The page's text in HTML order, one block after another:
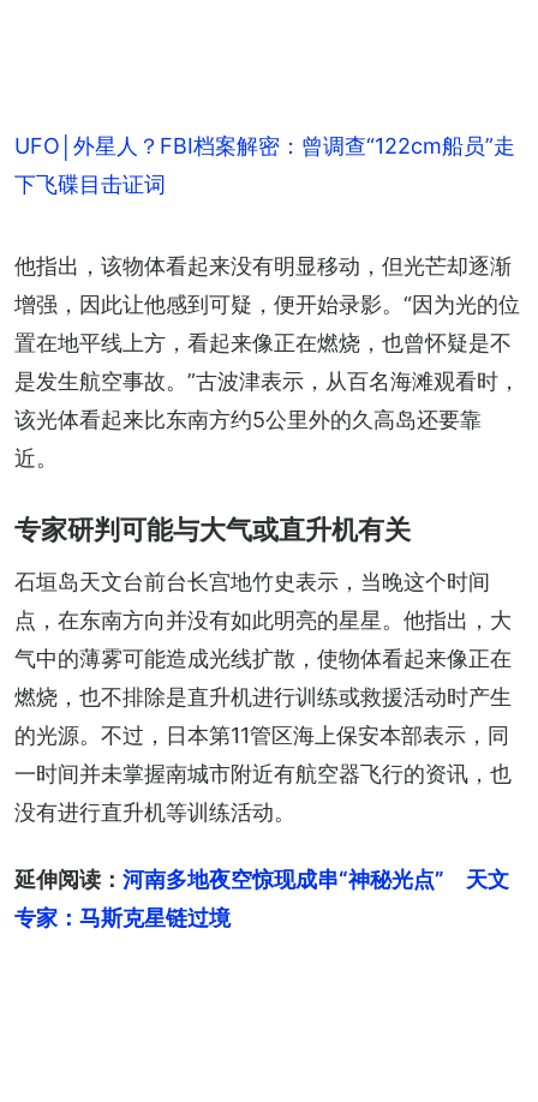
UFO│外星人？FBI档案解密：曾调查“122cm船员”走
下飞碟目击证词
他指出，该物体看起来没有明显移动，但光芒却逐渐
增强，因此让他感到可疑，便开始录影。“因为光的位
置在地平线上方，看起来像正在燃烧，也曾怀疑是不
是发生航空事故。”古波津表示，从百名海滩观看时，
该光体看起来比东南方约5公里外的久高岛还要靠
近。
专家研判可能与大气或直升机有关
石垣岛天文台前台长宫地竹史表示，当晚这个时间
点，在东南方向并没有如此明亮的星星。他指出，大
气中的薄雾可能造成光线扩散，使物体看起来像正在
燃烧，也不排除是直升机进行训练或救援活动时产生
的光源。不过，日本第11管区海上保安本部表示，同
一时间并未掌握南城市附近有航空器飞行的资讯，也
没有进行直升机等训练活动。
延伸阅读： 河南多地夜空惊现成串“神秘光点”　天文
专家：马斯克星链过境